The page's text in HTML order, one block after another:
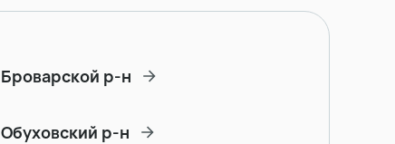
Броварской р-н
Обуховский р-н